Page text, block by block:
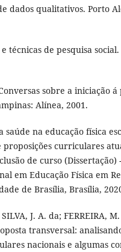
dados qualitativos. Porto
técnicas de pesquisa
sobre a iniciação á
Alínea, 2001.
saúde na educação física
curriculares
de curso (Dissertação)
em Educação Física em
de Brasília, Brasília,
J. A. da; FERREIRA,
transversal:
nacionais e algumas